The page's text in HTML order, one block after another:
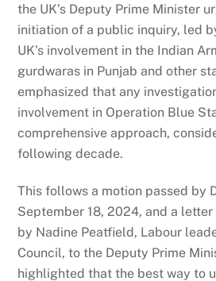
the UK’s Deputy Prime Minister
initiation of a public inquiry, led
UK’s involvement in the Indian
gurdwaras in Punjab and other
emphasized that any
involvement in Operation Blue
comprehensive approach,
following decade.
This follows a motion passed by
September 18, 2024, and a letter
by Nadine Peatfield, Labour
Council, to the Deputy Prime
highlighted that the best way to